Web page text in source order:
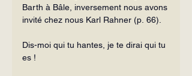
Barth à Bâle, inversement nous avons
invité chez nous Karl Rahner (p. 66).
Dis-moi qui tu hantes, je te dirai qui tu
es !